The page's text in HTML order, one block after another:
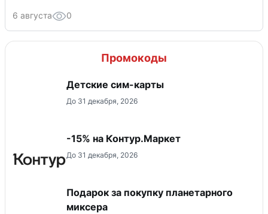
6 августа 0
Промокоды
Детские сим-карты
До 31 декабря, 2026
-15% на Контур.Маркет
До 31 декабря, 2026
Подарок за покупку планетарного
миксера